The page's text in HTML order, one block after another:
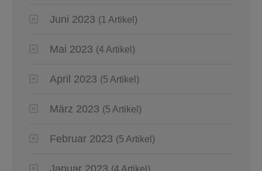
Juni 2023 (1 Artikel)
Mai 2023 (4 Artikel)
April 2023 (5 Artikel)
März 2023 (5 Artikel)
Februar 2023 (5 Artikel)
Januar 2023 (4 Artikel)